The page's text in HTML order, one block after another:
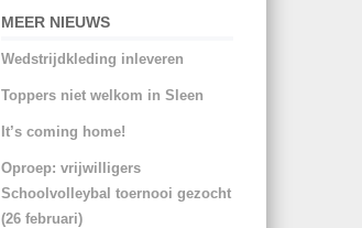
MEER NIEUWS
Wedstrijdkleding inleveren
Toppers niet welkom in Sleen
It’s coming home!
Oproep: vrijwilligers
Schoolvolleybal toernooi gezocht
(26 februari)